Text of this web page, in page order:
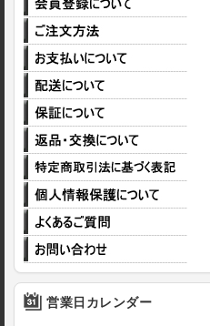
営業日カレンダー